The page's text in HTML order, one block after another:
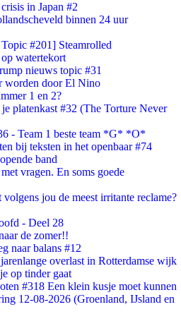
in Japan #2
binnen 24 uur
#201] Steamrolled
watertekort
nieuws topic #31
worden door El Nino
1 en 2?
platenkast #32 (The Torture Never
- Team 1 beste team *G* *O*
bij teksten in het openbaar #74
band
vragen. En soms goede
jou de meest irritante reclame?
- Deel 28
de zomer!!
naar balans #12
overlast in Rotterdamse wijk
op tinder gaat
#318 Een klein kusje moet kunnen
12-08-2026 (Groenland, IJsland en